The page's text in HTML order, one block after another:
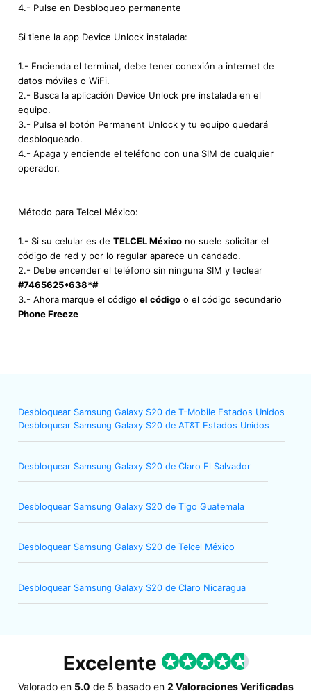
4.- Pulse en Desbloqueo permanente
Si tiene la app Device Unlock instalada:
1.- Encienda el terminal, debe tener conexión a internet de
datos móviles o WiFi.
2.- Busca la aplicación Device Unlock pre instalada en el
equipo.
3.- Pulsa el botón Permanent Unlock y tu equipo quedará
desbloqueado.
4.- Apaga y enciende el teléfono con una SIM de cualquier
operador.
Método para Telcel México:
1.- Si su celular es de TELCEL México no suele solicitar el
código de red y por lo regular aparece un candado.
2.- Debe encender el teléfono sin ninguna SIM y teclear
#7465625*638*#
3.- Ahora marque el código el código o el código secundario
Phone Freeze
Desbloquear Samsung Galaxy S20 de T-Mobile Estados Unidos
Desbloquear Samsung Galaxy S20 de AT&T Estados Unidos
Desbloquear Samsung Galaxy S20 de Claro El Salvador
Desbloquear Samsung Galaxy S20 de Tigo Guatemala
Desbloquear Samsung Galaxy S20 de Telcel México
Desbloquear Samsung Galaxy S20 de Claro Nicaragua
Excelente
Valorado en 5.0 de 5 basado en 2 Valoraciones Verificadas